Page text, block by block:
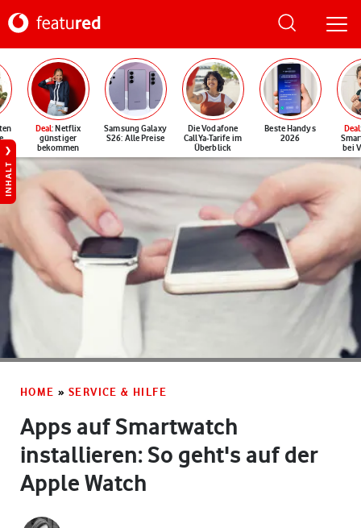
Deal: Netflix
günstiger
bekommen
Samsung Galaxy
S26: Alle Preise
Die Vodafone
CallYa-Tarife im
Überblick
Beste Handys
2026
Deal
bei
INHALT
HOME » SERVICE & HILFE
Apps auf Smartwatch
installieren: So geht's auf der
Apple Watch